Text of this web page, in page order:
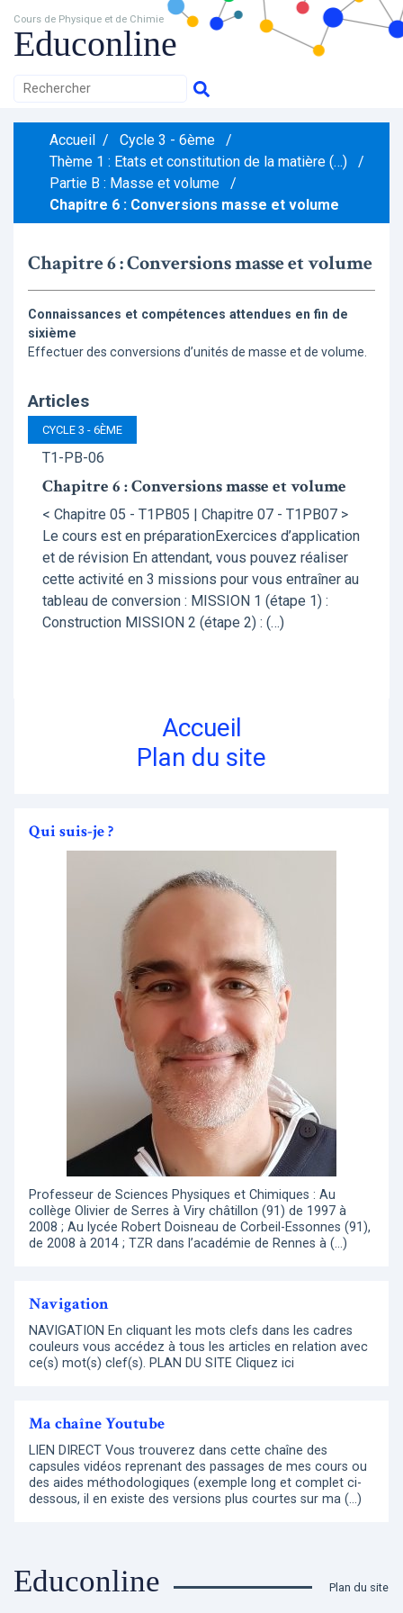
Cours de Physique et de Chimie
Educonline
Accueil / Cycle 3 - 6ème
/
Thème 1 : Etats et constitution de la matière (…)
/
Partie B : Masse et volume
/
Chapitre 6 : Conversions masse et volume
Chapitre 6 : Conversions masse et volume
Connaissances et compétences attendues en fin de
sixième
Effectuer des conversions d’unités de masse et de volume.
Articles
CYCLE 3 - 6ÈME
T1-PB-06
Chapitre 6 : Conversions masse et volume
< Chapitre 05 - T1PB05 | Chapitre 07 - T1PB07 >
Le cours est en préparationExercices d’application
et de révision En attendant, vous pouvez réaliser
cette activité en 3 missions pour vous entraîner au
tableau de conversion : MISSION 1 (étape 1) :
Construction MISSION 2 (étape 2) : (…)
Accueil
Plan du site
Qui suis-je ?
Professeur de Sciences Physiques et Chimiques : Au
collège Olivier de Serres à Viry châtillon (91) de 1997 à
2008 ; Au lycée Robert Doisneau de Corbeil-Essonnes (91),
de 2008 à 2014 ; TZR dans l’académie de Rennes à (…)
Navigation
NAVIGATION En cliquant les mots clefs dans les cadres
couleurs vous accédez à tous les articles en relation avec
ce(s) mot(s) clef(s). PLAN DU SITE Cliquez ici
Ma chaîne Youtube
LIEN DIRECT Vous trouverez dans cette chaîne des
capsules vidéos reprenant des passages de mes cours ou
des aides méthodologiques (exemple long et complet ci-
dessous, il en existe des versions plus courtes sur ma (…)
Educonline Plan du site